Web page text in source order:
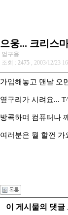
으웅... 크리스
엄구용
조회 : 2475 , 2003/12/23
가입해놓고 맨날 오
옆구리가 시려요...
방콕하며 컴퓨터나
여러분은 뭘 할껀 가
이 게시물의 댓글